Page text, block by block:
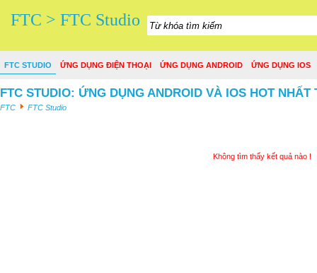
FTC > FTC Studio
FTC STUDIO ỨNG DỤNG ĐIỆN THOẠI ỨNG DỤNG ANDROID ỨNG DỤNG IOS
FTC STUDIO: ỨNG DỤNG ANDROID VÀ IOS HOT NHẤT
FTC FTC Studio
Không tìm thấy kết quả nào !